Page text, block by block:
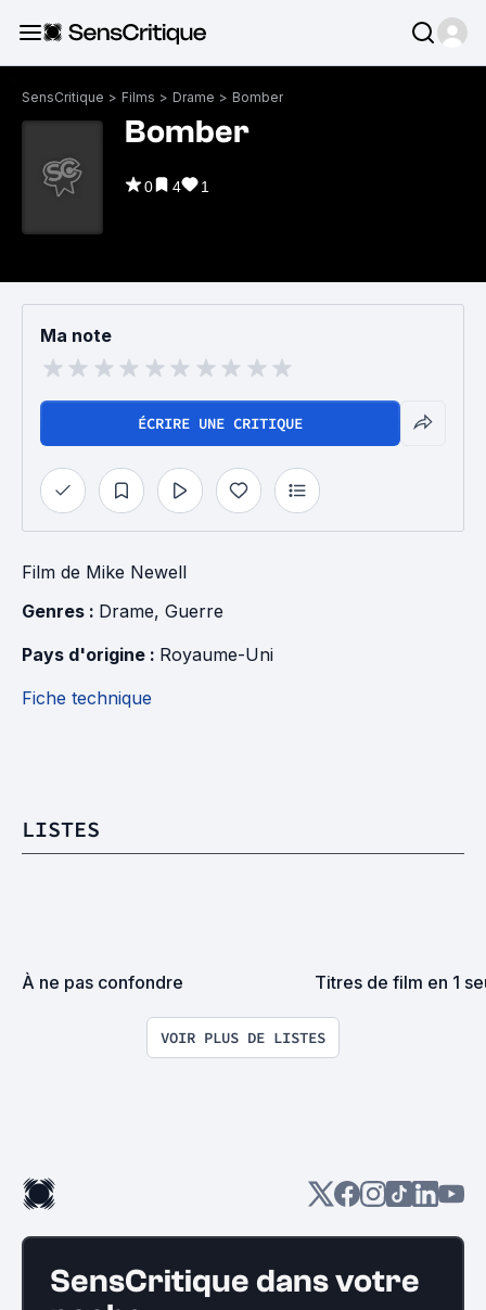
SensCritique > Films > Drame > Bomber
Bomber
0 4 1
Ma note
ÉCRIRE UNE CRITIQUE
Film de Mike Newell
Genres : Drame, Guerre
Pays d'origine : Royaume-Uni
Fiche technique
LISTES
À ne pas confondre Titres de film en 1
VOIR PLUS DE LISTES
SensCritique dans votre